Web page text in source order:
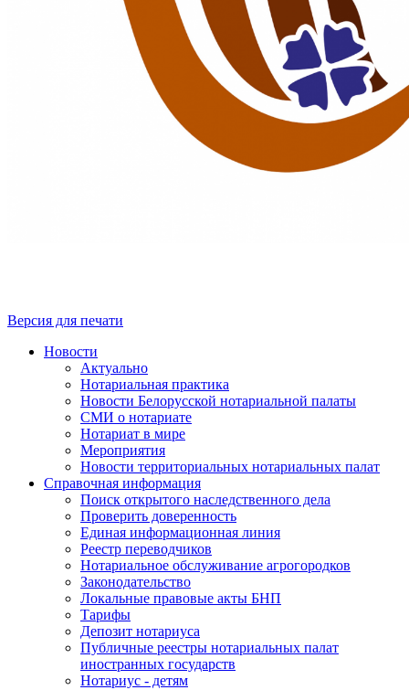
Версия для печати
Новости
Актуально
Нотариальная практика
Новости Белорусской нотариальной палаты
СМИ о нотариате
Нотариат в мире
Мероприятия
Новости территориальных нотариальных палат
Справочная информация
Поиск открытого наследственного дела
Проверить доверенность
Единая информационная линия
Реестр переводчиков
Нотариальное обслуживание агрогородков
Законодательство
Локальные правовые акты БНП
Тарифы
Депозит нотариуса
Публичные реестры нотариальных палат
иностранных государств
Нотариус - детям